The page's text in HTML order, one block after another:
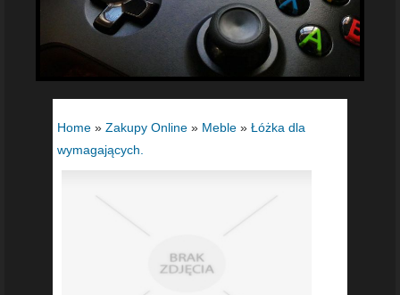
Home » Zakupy Online » Meble » Łóżka dla
wymagających.